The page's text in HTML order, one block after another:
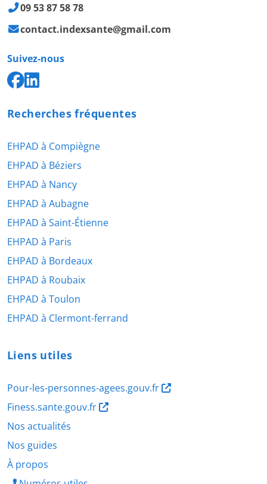
09 53 87 58 78
contact.indexsante@gmail.com
Suivez-nous
Recherches fréquentes
EHPAD à Compiègne
EHPAD à Béziers
EHPAD à Nancy
EHPAD à Aubagne
EHPAD à Saint-Étienne
EHPAD à Paris
EHPAD à Bordeaux
EHPAD à Roubaix
EHPAD à Toulon
EHPAD à Clermont-ferrand
Liens utiles
Pour-les-personnes-agees.gouv.fr
Finess.sante.gouv.fr
Nos actualités
Nos guides
À propos